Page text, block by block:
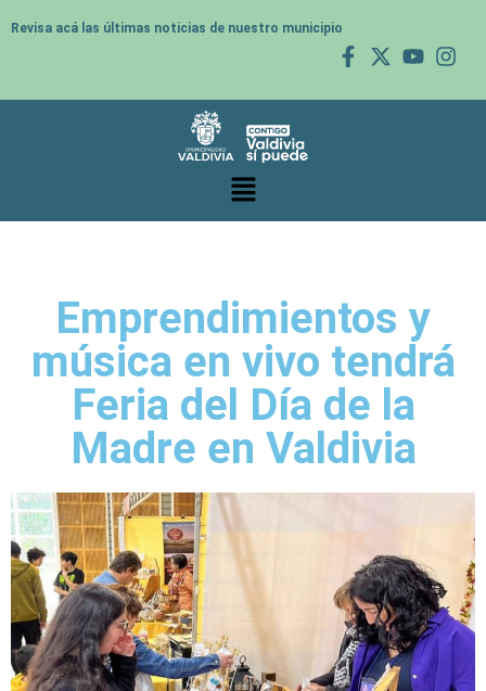
Revisa acá las últimas noticias de nuestro municipio
Emprendimientos y
música en vivo tendrá
Feria del Día de la
Madre en Valdivia